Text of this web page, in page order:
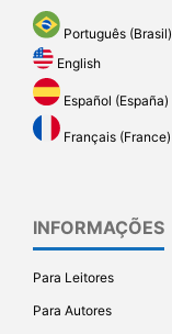
Português (Brasil)
English
Español (España)
Français (France)
INFORMAÇÕES
Para Leitores
Para Autores